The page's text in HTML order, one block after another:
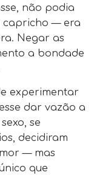
não podia
capricho — era
Negar as
a bondade
experimentar
dar vazão a
se
decidiram
— mas
que